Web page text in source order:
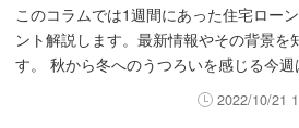
このコラムでは1週間にあった住宅ロー
ント解説します。最新情報やその背景を
す。 秋から冬へのうつろいを感じる今
2022/10/21